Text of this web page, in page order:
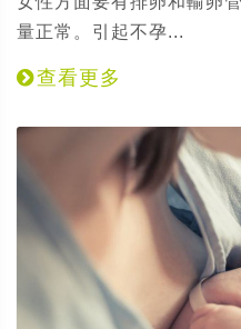
量正常。引起不孕...
查看更多